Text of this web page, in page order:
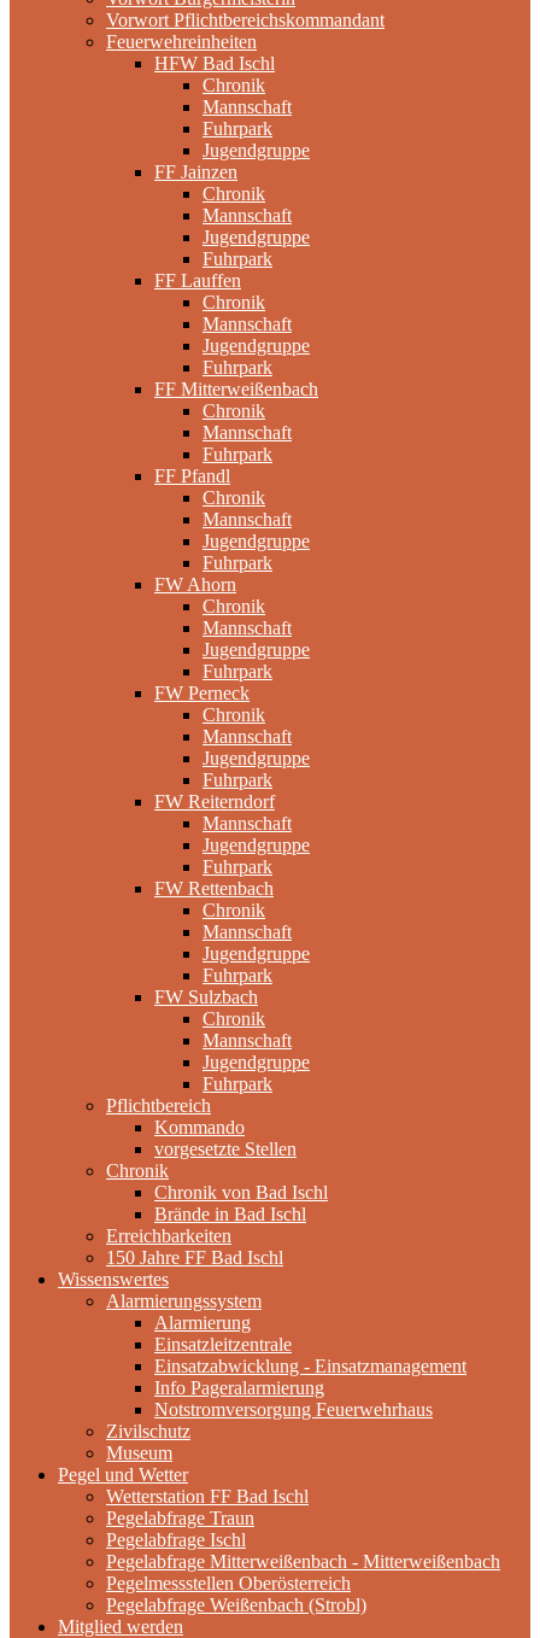
Vorwort Pflichtbereichskommandant
Feuerwehreinheiten
HFW Bad Ischl
Chronik
Mannschaft
Fuhrpark
Jugendgruppe
FF Jainzen
Chronik
Mannschaft
Jugendgruppe
Fuhrpark
FF Lauffen
Chronik
Mannschaft
Jugendgruppe
Fuhrpark
FF Mitterweißenbach
Chronik
Mannschaft
Fuhrpark
FF Pfandl
Chronik
Mannschaft
Jugendgruppe
Fuhrpark
FW Ahorn
Chronik
Mannschaft
Jugendgruppe
Fuhrpark
FW Perneck
Chronik
Mannschaft
Jugendgruppe
Fuhrpark
FW Reiterndorf
Mannschaft
Jugendgruppe
Fuhrpark
FW Rettenbach
Chronik
Mannschaft
Jugendgruppe
Fuhrpark
FW Sulzbach
Chronik
Mannschaft
Jugendgruppe
Fuhrpark
Pflichtbereich
Kommando
vorgesetzte Stellen
Chronik
Chronik von Bad Ischl
Brände in Bad Ischl
Erreichbarkeiten
150 Jahre FF Bad Ischl
Wissenswertes
Alarmierungssystem
Alarmierung
Einsatzleitzentrale
Einsatzabwicklung - Einsatzmanagement
Info Pageralarmierung
Notstromversorgung Feuerwehrhaus
Zivilschutz
Museum
Pegel und Wetter
Wetterstation FF Bad Ischl
Pegelabfrage Traun
Pegelabfrage Ischl
Pegelabfrage Mitterweißenbach - Mitterweißenbach
Pegelmessstellen Oberösterreich
Pegelabfrage Weißenbach (Strobl)
Mitglied werden